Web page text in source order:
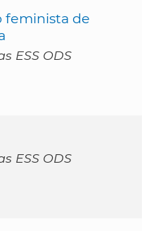
feminista de
ESS ODS
ESS ODS